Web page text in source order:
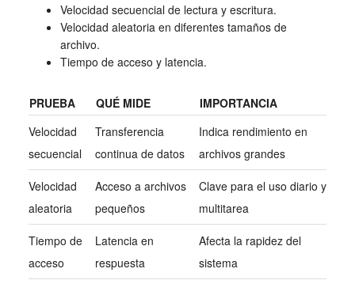
Velocidad secuencial de lectura y escritura.
Velocidad aleatoria en diferentes tamaños de
archivo.
Tiempo de acceso y latencia.
PRUEBA QUÉ MIDE
IMPORTANCIA
Velocidad
secuencial
Transferencia
continua de datos
Indica rendimiento en
archivos grandes
Velocidad
aleatoria
Acceso a archivos
pequeños
Clave para el uso diario y
multitarea
Tiempo de
acceso
Latencia en
respuesta
Afecta la rapidez del
sistema